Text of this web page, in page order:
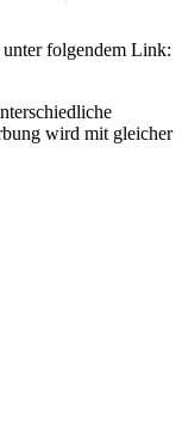
folgendem Link:
wird mit gleicher